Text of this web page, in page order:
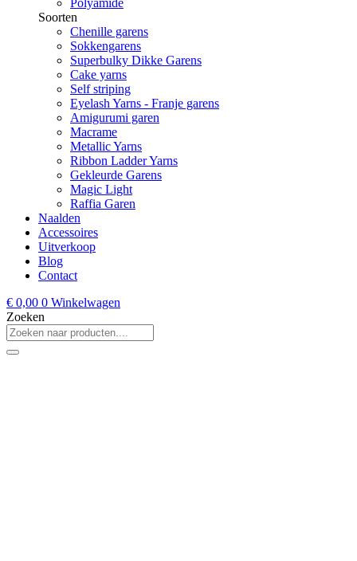
Polyamide
Soorten
Chenille garens
Sokkengarens
Superbulky Dikke Garens
Cake yarns
Self striping
Eyelash Yarns - Franje garens
Amigurumi garen
Macrame
Metallic Yarns
Ribbon Ladder Yarns
Gekleurde Garens
Magic Light
Raffia Garen
Naalden
Accessoires
Uitverkoop
Blog
Contact
€ 0,00 0 Winkelwagen
Zoeken